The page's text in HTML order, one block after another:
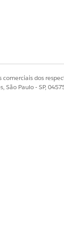
dos
São Paulo - SP,